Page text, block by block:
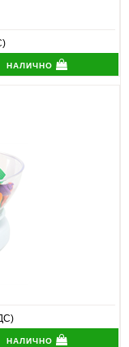
налично
налично